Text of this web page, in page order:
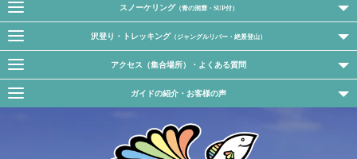
スノーケリング （青の洞窟・SUP付）
沢登り・トレッキング （ジャングルリバー・絶景登山）
アクセス（集合場所）・よくある質問
ガイドの紹介・お客様の声